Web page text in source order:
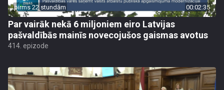
pirms 22 stundām 00:02:35
Par vairāk nekā 6 miljoniem eiro Latvijas
pašvaldībās mainīs novecojušos gaismas avotus
414. epizode